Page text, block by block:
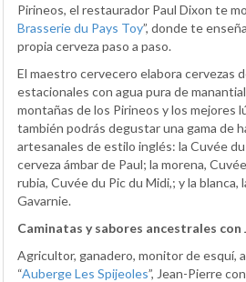
Pirineos, el restaurador Paul Dixon te
Brasserie du Pays Toy”, donde te
propia cerveza paso a paso.
El maestro cervecero elabora cervezas
estacionales con agua pura de
montañas de los Pirineos y los mejores
también podrás degustar una gama de
artesanales de estilo inglés: la Cuvée
cerveza ámbar de Paul; la morena,
rubia, Cuvée du Pic du Midi,; y la blanca,
Gavarnie.
Caminatas y sabores ancestrales con
Agricultor, ganadero, monitor de esquí,
“Auberge Les Spijeoles”, Jean-Pierre